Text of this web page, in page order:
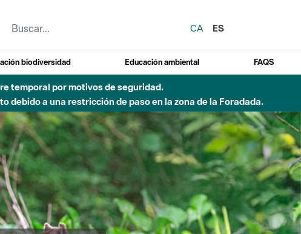
CA
ES
biodiversidad Educación ambiental FAQS
temporal por motivos de seguridad.
debido a una restricción de paso en la zona de la Foradada.